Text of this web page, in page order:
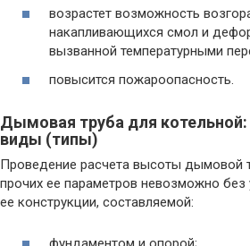
возрастет возможность
накапливающихся смол и
вызванной температурными
повысится пожароопасность.
Дымовая труба для котельной:
виды (типы)
Проведение расчета высоты дымовой
прочих ее параметров невозможно без
ее конструкции, составляемой: